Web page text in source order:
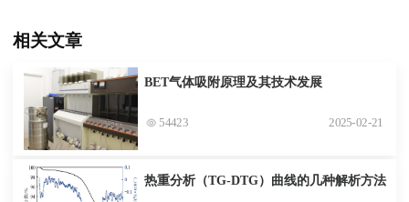
相关文章
BET气体吸附原理及其技术发展
54423 2025-02-21
热重分析（TG-DTG）曲线的几种解析方法